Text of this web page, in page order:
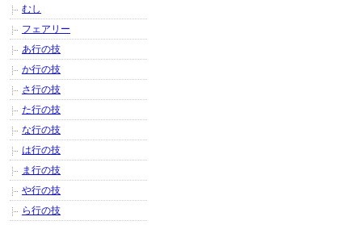
むし
フェアリー
あ行の技
か行の技
さ行の技
た行の技
な行の技
は行の技
ま行の技
や行の技
ら行の技